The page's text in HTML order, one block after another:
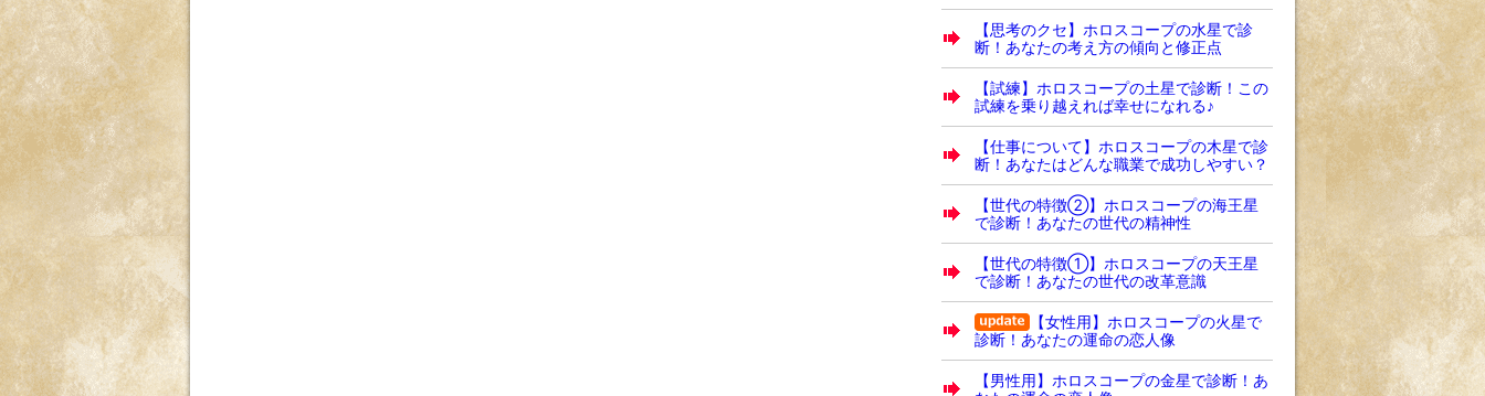
【思考のクセ】ホロスコープの水星で診
断！あなたの考え方の傾向と修正点
【試練】ホロスコープの土星で診断！この
試練を乗り越えれば幸せになれる♪
【仕事について】ホロスコープの木星で診
断！あなたはどんな職業で成功しやすい？
【世代の特徴②】ホロスコープの海王星
で診断！あなたの世代の精神性
【世代の特徴①】ホロスコープの天王星
で診断！あなたの世代の改革意識
【女性用】ホロスコープの火星で
診断！あなたの運命の恋人像
【男性用】ホロスコープの金星で診断！あ